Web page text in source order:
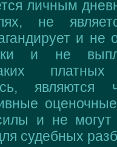
личным
не
и не
и не
являются
и не могут
судебных